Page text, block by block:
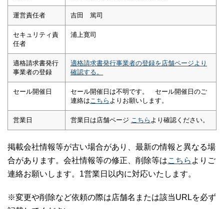
運営責任者 吉田 篤司
セキュリティ責
任者
浦上寛司
適格請求書発行
事業者の登録
適格請求書発行事業者の登録を店舗ページより
確認する。
セール開催日
セール開催日は不明です。 セール開催日のご
連絡は こちら よりお願いします。
営業日 営業日は店舗ページ こちら より確認ください。
掲載会社情報等が古い場合があり、最新の情報と異なる場
合があります。会社情報等の修正、削除等はこちら よりご
連絡お願いします。1営業日以内に対応いたします。
※変更や削除など依頼の際は店舗名または該当URLを必ず